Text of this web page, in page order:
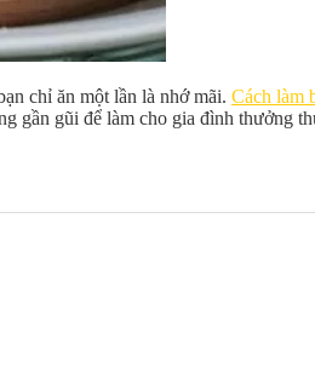
chỉ ăn một lần là nhớ mãi. Cách làm
gần gũi để làm cho gia đình thưởng